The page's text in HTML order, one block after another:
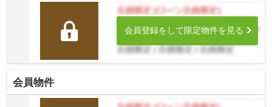
会員登録をして限定物件を見る
会員物件